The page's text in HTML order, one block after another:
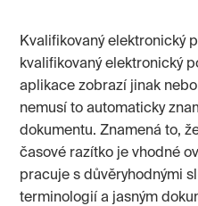
Kvalifikovaný elektronický
kvalifikovaný elektronický
aplikace zobrazí jinak
nemusí to automaticky
dokumentu. Znamená to,
časové razítko je vhodné
pracuje s důvěryhodnými
terminologií a jasným